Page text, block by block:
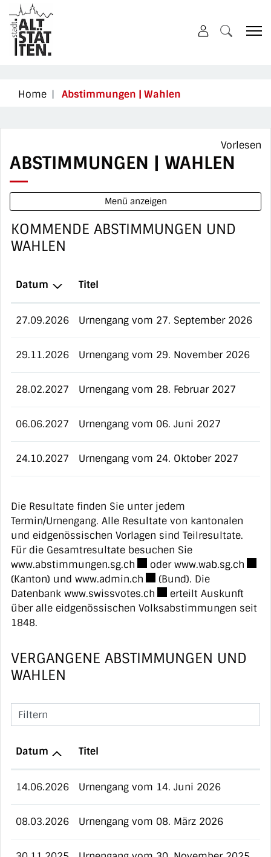
Altstätten
Home Abstimmungen | Wahlen
Vorlesen
ABSTIMMUNGEN | WAHLEN
Menü anzeigen
KOMMENDE ABSTIMMUNGEN UND
WAHLEN
Datum Titel
27.09.2026 Urnengang vom 27. September 2026
29.11.2026 Urnengang vom 29. November 2026
28.02.2027 Urnengang vom 28. Februar 2027
06.06.2027 Urnengang vom 06. Juni 2027
24.10.2027 Urnengang vom 24. Oktober 2027
Die Resultate finden Sie unter jedem
Termin/Urnengang. Alle Resultate von kantonalen
und eidgenössischen Vorlagen sind Teilresultate.
Für die Gesamtresultate besuchen Sie
www.abstimmungen.sg.ch Externer Link wird in einem
oderwww.wab.sg.ch
(Kanton) und www.admin.ch Externer Link wird in
(Bund). Die
Datenbank www.swissvotes.ch Externer Link wird in
erteilt Auskunft
über alle eidgenössischen Volksabstimmungen seit
1848.
VERGANGENE ABSTIMMUNGEN UND
WAHLEN
Filtern
Datum Titel
14.06.2026 Urnengang vom 14. Juni 2026
08.03.2026 Urnengang vom 08. März 2026